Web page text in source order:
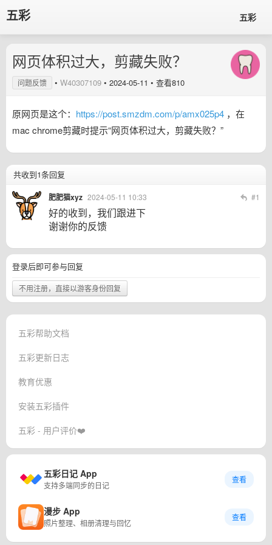
五彩 五彩
网页体积过大，剪藏失败？
问题反馈 • W40307109 • 2024-05-11 • 查看810
原网页是这个： https://post.smzdm.com/p/amx025p4 ，在
mac chrome剪藏时提示“网页体积过大，剪藏失败？”
共收到1条回复
肥肥猫xyz 2024-05-11 10:33 #1
好的收到，我们跟进下
谢谢你的反馈
登录后即可参与回复
不用注册，直接以游客身份回复
五彩帮助文档
五彩更新日志
教育优惠
安装五彩插件
五彩 - 用户评价❤️
五彩日记 App
支持多端同步的日记
查看
漫步 App
照片整理、相册清理与回忆
查看